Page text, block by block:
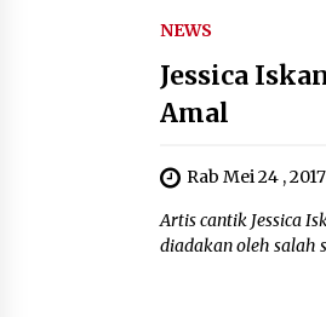
NEWS
Jessica
Amal
Rab Mei 24 , 2017
Artis cantik Jessica
diadakan oleh salah